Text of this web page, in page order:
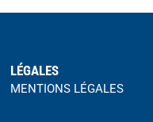
LÉGALES
MENTIONS LÉGALES